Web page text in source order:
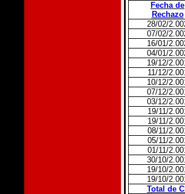
Fecha de
Rechazo
28/02/
07/02/
16/01/
04/01/
19/12/
11/12/
10/12/
07/12/
03/12/
19/11/
19/11/
08/11/
05/11/
01/11/
30/10/
19/10/
19/10/
Total de